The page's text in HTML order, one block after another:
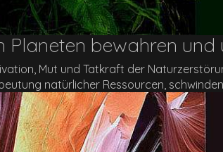
bewahren und
Mut und Tatkraft der
natürlicher Ressourcen,